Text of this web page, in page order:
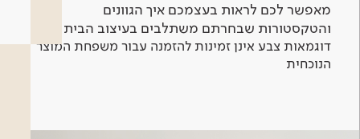
מאפשר לכם לראות בעצמכם איך הגוונים
והטקסטורות שבחרתם משתלבים בעיצוב הבית.
דוגמאות צבע אינן זמינות להזמנה עבור משפחת המוצר
הנוכחית